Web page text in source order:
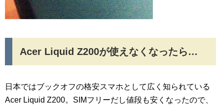
Acer Liquid Z200が使えなくなったら…
日本ではブックオフの格安スマホとして広く知られている
Acer Liquid Z200。SIMフリーだし値段も安くなったので、